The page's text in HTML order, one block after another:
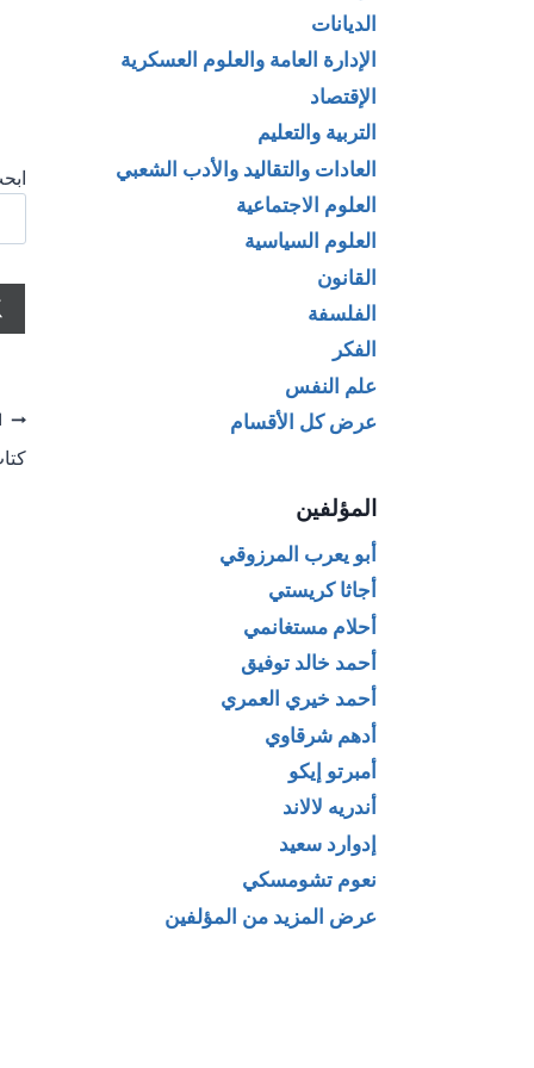
الديانات
الإدارة العامة والعلوم العسكرية
الإقتصاد
التربية والتعليم
العادات والتقاليد والأدب الشعبي
العلوم الاجتماعية
العلوم السياسية
القانون
الفلسفة
الفكر
علم النفس
عرض كل الأقسام
المؤلفين
أبو يعرب المرزوقي
أجاثا كريستي
أحلام مستغانمي
أحمد خالد توفيق
أحمد خيري العمري
أدهم شرقاوي
أمبرتو إيكو
أندريه لالاند
إدوارد سعيد
نعوم تشومسكي
عرض المزيد من المؤلفين